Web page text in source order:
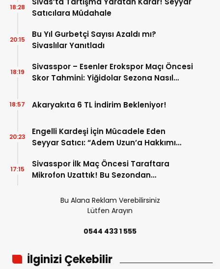
Satıcılara Müdahale
18:28
Bu Yıl Gurbetçi Sayısı Azaldı mı?
Sivaslılar Yanıtladı
20:15
Sivasspor – Esenler Erokspor Maçı Öncesi
Skor Tahmini: Yiğidolar Sezona Nasıl
18:19
Akaryakıta 6 TL İndirim Bekleniyor!
18:57
Engelli Kardeşi İçin Mücadele Eden
Seyyar Satıcı: “Adem Uzun’a Hakkımı
20:23
Sivasspor İlk Maç Öncesi Taraftara
Mikrofon Uzattık! Bu Sezondan
17:15
Bu Alana Reklam Verebilirsiniz
Lütfen Arayın
0544 433 1 555
İlginizi Çekebilir